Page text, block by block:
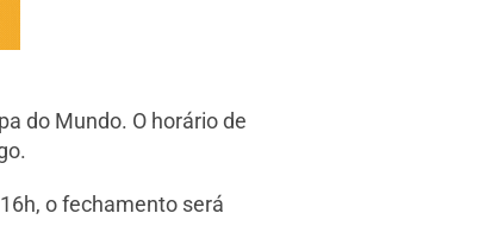
do Mundo. O horário de
o fechamento será